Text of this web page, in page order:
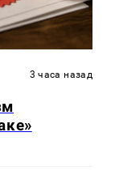
3 часа назад